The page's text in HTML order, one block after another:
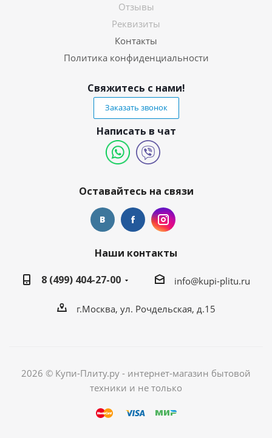
Отзывы
Реквизиты
Контакты
Политика конфиденциальности
Свяжитесь с нами!
Заказать звонок
Написать в чат
Оставайтесь на связи
Наши контакты
8 (499) 404-27-00
info@kupi-plitu.ru
г.Москва, ул. Рочдельская, д.15
2026 © Купи-Плиту.ру - интернет-магазин бытовой
техники и не только